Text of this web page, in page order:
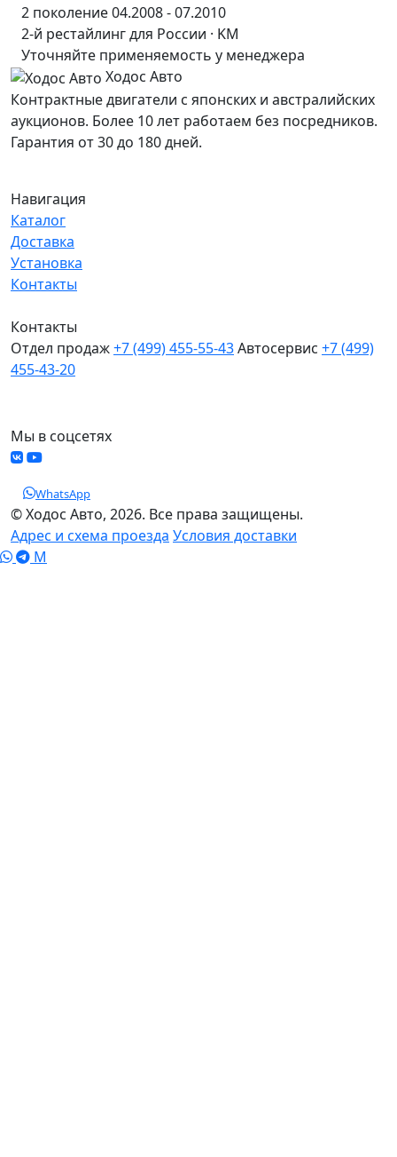
2 поколение 04.2008 - 07.2010
2-й рестайлинг для России · KM
Уточняйте применяемость у менеджера
Ходос Авто
Контрактные двигатели с японских и австралийских
аукционов. Более 10 лет работаем без посредников.
Гарантия от 30 до 180 дней.
Навигация
Каталог
Доставка
Установка
Контакты
Контакты
Отдел продаж+7 (499) 455-55-43Автосервис +7 (499)
455-43-20
Мы в соцсетях
WhatsApp
© Ходос Авто, 2026. Все права защищены.
Адрес и схема проезда Условия доставки
M